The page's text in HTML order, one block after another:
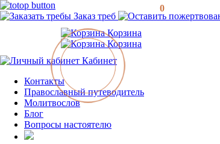
Заказ треб
Корзина
Корзина
0
Кабинет
Контакты
Православный путеводитель
Молитвослов
Блог
Вопросы настоятелю